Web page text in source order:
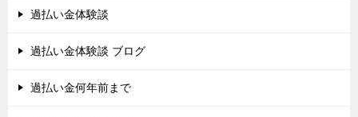
過払い金体験談
過払い金体験談 ブログ
過払い金何年前まで